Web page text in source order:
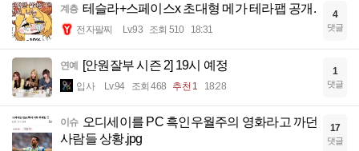
계층 테슬라+스페이스x 초대형 메가 테라팹 공개.
전자팔찌 Lv.93 조회 510 18:31
4
댓글
연예 [안원잘부 시즌 2] 19시 예정
입사 Lv.94 조회 468 추천 1 18:28
1
댓글
이슈 오디세이를 PC 흑인우월주의 영화라고 까던
사람들 상황.jpg
17
댓글